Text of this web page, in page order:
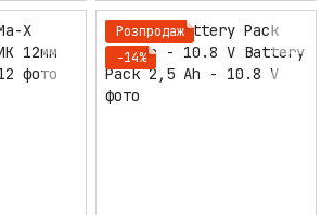
Розпродаж
−14%